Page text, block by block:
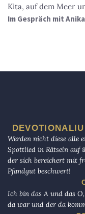
Kita, auf dem Meer
Im Gespräch mit
Werden nicht diese alle
Spottlied in Rätseln auf
der sich bereichert mit
Pfandgut beschwert!
Ich bin das A und das
da war und der da